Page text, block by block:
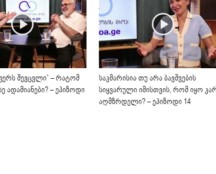
შევცვლი” – რატომ
ადამიანები? – ეპიზოდი
საკმარისია თუ არა ბავშვების
სიყვარული იმისთვის, რომ იყო
აღმზრდელი? – ეპიზოდი 14